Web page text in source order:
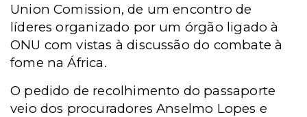
Union Comission, de um encontro de
líderes organizado por um órgão ligado à
ONU com vistas à discussão do combate à
fome na África.
O pedido de recolhimento do passaporte
veio dos procuradores Anselmo Lopes e